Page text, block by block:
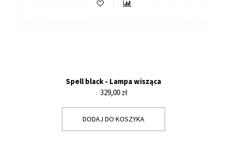
Spell black - Lampa wisząca
Cena
329,00 zł
DODAJ DO KOSZYKA